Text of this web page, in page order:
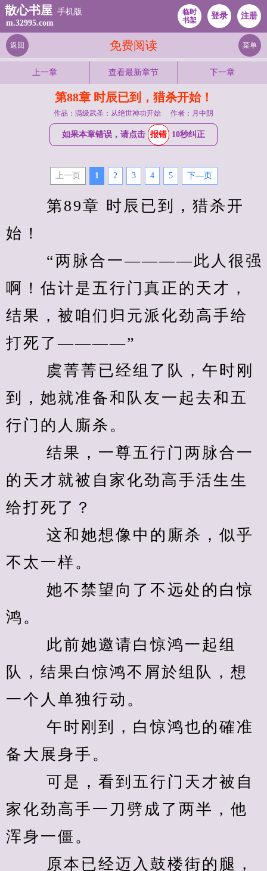
散心书屋 手机版
m.32995.com
临时
书架
登录 注册
免费阅读
返回 菜单
上一章 查看最新章节 下一章
第88章 时辰已到，猎杀开始！
作品：满级武圣：从绝世神功开始 作者：月中阴
如果本章错误，请点击 报错 10秒纠正
上一页 1 2 3 4 5 下—页
第89章 时辰已到，猎杀开
始！
“两脉合一————此人很强
啊！估计是五行门真正的天才，
结果，被咱们归元派化劲高手给
打死了————”
虞菁菁已经组了队，午时刚
到，她就准备和队友一起去和五
行门的人廝杀。
结果，一尊五行门两脉合一
的天才就被自家化劲高手活生生
给打死了？
这和她想像中的廝杀，似乎
不太一样。
她不禁望向了不远处的白惊
鸿。
此前她邀请白惊鸿一起组
队，结果白惊鸿不屑於组队，想
一个人单独行动。
午时刚到，白惊鸿也的確准
备大展身手。
可是，看到五行门天才被自
家化劲高手一刀劈成了两半，他
浑身一僵。
原本已经迈入鼓楼街的腿，